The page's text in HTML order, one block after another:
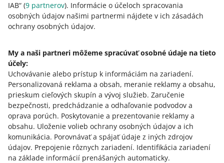
IAB“ (9 partnerov). Informácie o účeloch spracovania
osobných údajov našimi partnermi nájdete v ich zásadách
ochrany osobných údajov.
My a naši partneri môžeme spracúvať osobné údaje na tieto
účely:
Uchovávanie alebo prístup k informáciám na zariadení.
Personalizovaná reklama a obsah, meranie reklamy a obsahu,
prieskum cieľových skupín a vývoj služieb. Zaručenie
bezpečnosti, predchádzanie a odhaľovanie podvodov a
oprava porúch. Poskytovanie a prezentovanie reklamy a
obsahu. Uloženie volieb ochrany osobných údajov a ich
komunikácia. Porovnávať a spájať údaje z iných zdrojov
údajov. Prepojenie rôznych zariadení. Identifikácia zariadení
na základe informácií prenášaných automaticky.
Zálohová faktúra
alebo úplnú platbupred poskytnutím služby. Ide najmä
o zálohovú platbu alebo akontáciu. Zálohovú faktúru
vystavíme, ak je na vašom účte na konci mesiaca
preplatok.
Potrebujete pomoc?
KONTAKTUJTE NÁS